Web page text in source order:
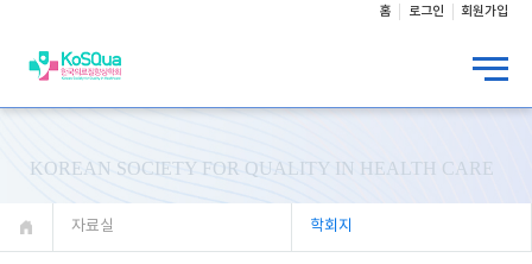
홈 로그인 회원가입
KOREAN SOCIETY FOR QUALITY IN HEALTH CARE
자료실 학회지